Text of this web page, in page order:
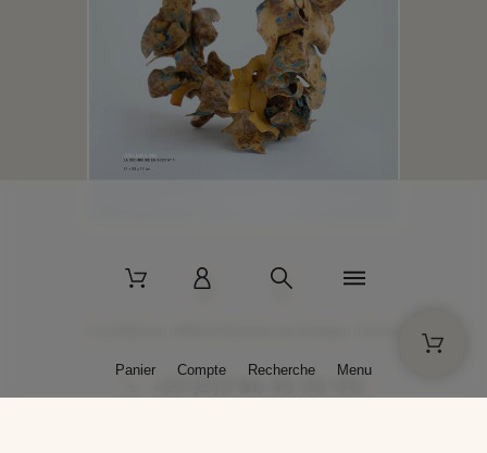
+33 (0)3 86 45 50 00
Panier Compte Recherche Menu